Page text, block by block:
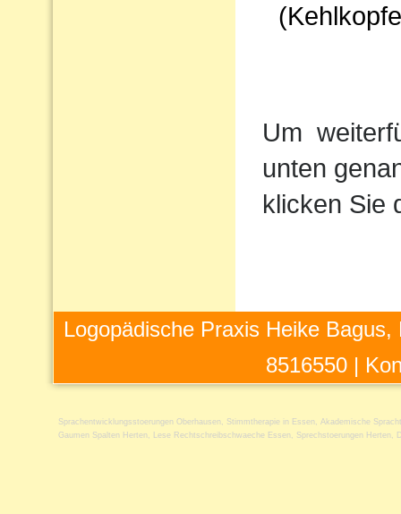
Um
unten
klicken Sie
Logopädische Praxis Heike
8516550 |
Sprachentwicklungsstoerungen Oberhausen Stimmtherapie in Essen
Akademische
Gaumen Spalten Herten
Lese Rechtschreibschwaeche Essen Sprechstoerungen Herten